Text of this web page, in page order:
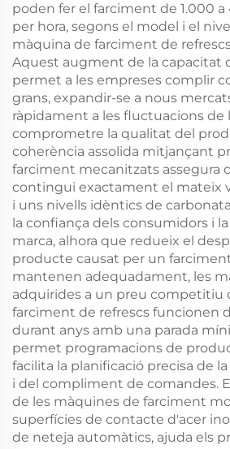
poden fer el farciment de 1.000
per hora, segons el model i el
màquina de farciment de
Aquest augment de la capacitat
permet a les empreses complir
grans, expandir-se a nous
ràpidament a les fluctuacions de
comprometre la qualitat del
coherència assolida mitjançant
farciment mecanitzats assegura
contingui exactament el mateix
i uns nivells idèntics de
la confiança dels consumidors i
marca, alhora que redueix el
producte causat per un
mantenen adequadament, les
adquirides a un preu competitiu
farciment de refrescs funcionen
durant anys amb una parada
permet programacions de
facilita la planificació precisa de
i del compliment de comandes.
de les màquines de farciment
superfícies de contacte d'acer
de neteja automàtics, ajuda els